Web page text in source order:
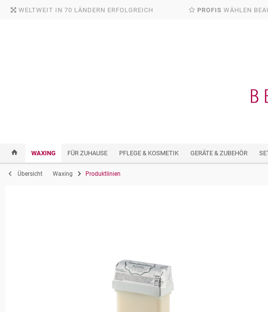
WELTWEIT IN 70 LÄNDERN ERFOLGREICH PROFIS WÄHLEN
WAXING FÜR ZUHAUSE PFLEGE & KOSMETIK GERÄTE & ZUBEHÖR
Übersicht Waxing Produktlinien